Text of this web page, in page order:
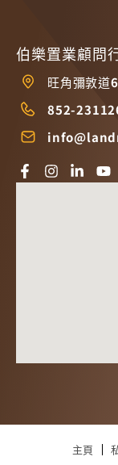
伯樂置業顧問
旺角彌敦道
852-
主頁